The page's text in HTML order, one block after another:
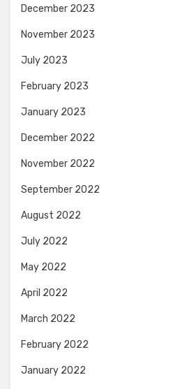
December 2023
November 2023
July 2023
February 2023
January 2023
December 2022
November 2022
September 2022
August 2022
July 2022
May 2022
April 2022
March 2022
February 2022
January 2022